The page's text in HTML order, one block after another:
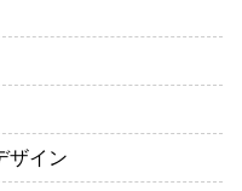
ザイン